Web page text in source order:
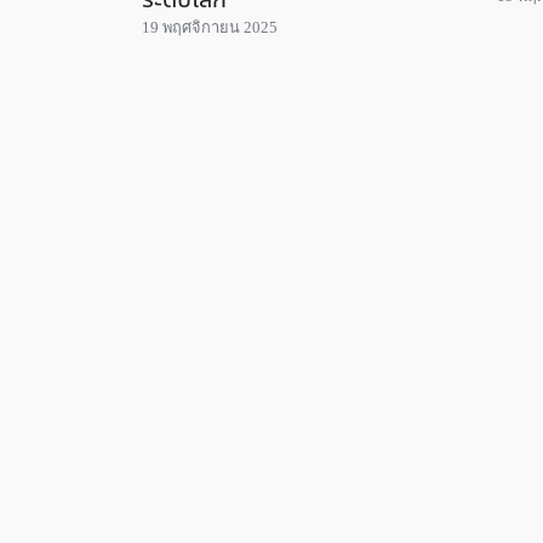
19 พฤศจิกายน 2025